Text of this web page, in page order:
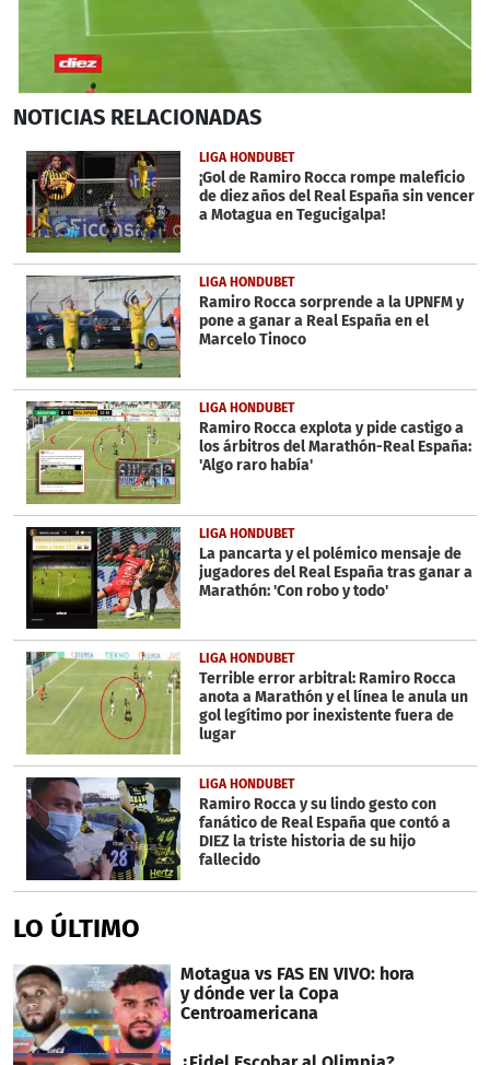
seconds
2
minutes,
8
seconds
NOTICIAS RELACIONADAS
LIGA HONDUBET
¡Gol de Ramiro Rocca rompe maleficio
de diez años del Real España sin vencer
a Motagua en Tegucigalpa!
LIGA HONDUBET
Ramiro Rocca sorprende a la UPNFM y
pone a ganar a Real España en el
Marcelo Tinoco
LIGA HONDUBET
Ramiro Rocca explota y pide castigo a
los árbitros del Marathón-Real España:
'Algo raro había'
LIGA HONDUBET
La pancarta y el polémico mensaje de
jugadores del Real España tras ganar a
Marathón: 'Con robo y todo'
LIGA HONDUBET
Terrible error arbitral: Ramiro Rocca
anota a Marathón y el línea le anula un
gol legítimo por inexistente fuera de
lugar
LIGA HONDUBET
Ramiro Rocca y su lindo gesto con
fanático de Real España que contó a
DIEZ la triste historia de su hijo
fallecido
LO ÚLTIMO
Motagua vs FAS EN VIVO: hora
y dónde ver la Copa
Centroamericana